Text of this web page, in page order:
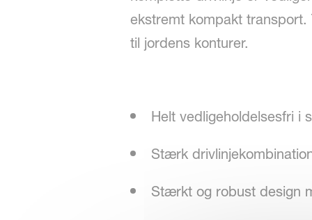
ekstremt kompakt
til jordens konturer.
Helt vedligeholdelsesfri i
Stærk
Stærkt og robust design